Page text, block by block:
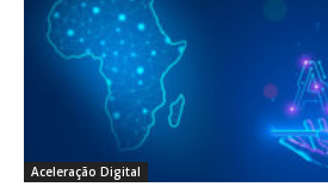
Aceleração Digital